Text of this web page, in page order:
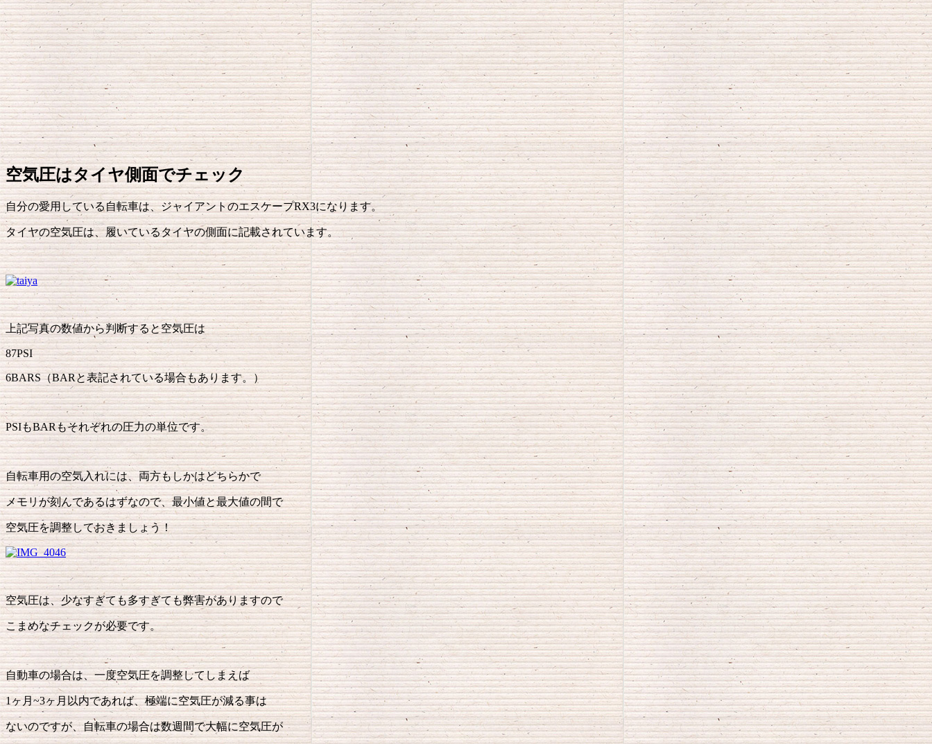
空気圧はタイヤ側面でチェック
自分の愛用している自転車は、ジャイアントのエスケープRX3になります。
タイヤの空気圧は、履いているタイヤの側面に記載されています。
上記写真の数値から判断すると空気圧は
87PSI
6BARS（BARと表記されている場合もあります。）
PSIもBARもそれぞれの圧力の単位です。
自転車用の空気入れには、両方もしかはどちらかで
メモリが刻んであるはずなので、最小値と最大値の間で
空気圧を調整しておきましょう！
空気圧は、少なすぎても多すぎても弊害がありますので
こまめなチェックが必要です。
自動車の場合は、一度空気圧を調整してしまえば
1ヶ月~3ヶ月以内であれば、極端に空気圧が減る事は
ないのですが、自転車の場合は数週間で大幅に空気圧が